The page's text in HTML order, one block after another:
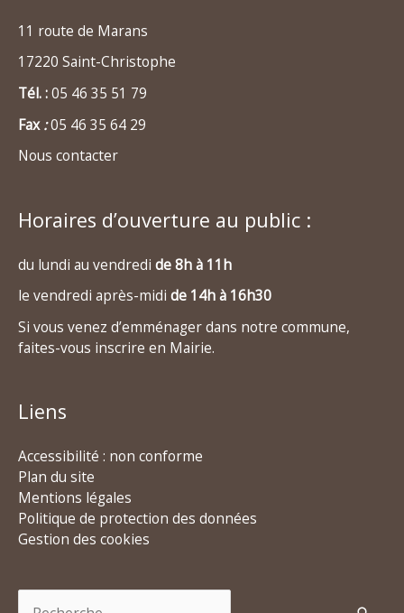
11 route de Marans
17220 Saint-Christophe
Tél. :05 46 35 51 79
Fax:05 46 35 64 29
Nous contacter
Horaires d’ouverture au public :
du lundi au vendredi de 8h à 11h
le vendredi après-midi de 14h à 16h30
Si vous venez d’emménager dans notre commune,
faites-vous inscrire en Mairie.
Liens
Accessibilité : non conforme
Plan du site
Mentions légales
Politique de protection des données
Gestion des cookies